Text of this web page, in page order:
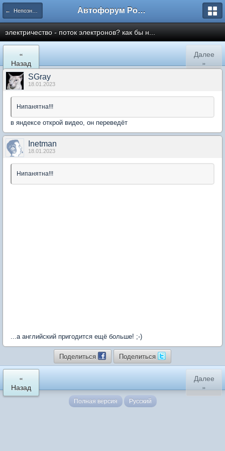
← Непознанное Автофорум Ростова-на-Дону
электричество - поток электронов? как бы н...
«
Назад
Далее
»
SGray
18.01.2023
Нипанятна!!!
в яндексе открой видео, он переведёт
Inetman
18.01.2023
Нипанятна!!!
...а английский пригодится ещё больше! ;-)
Поделиться Поделиться
«
Назад
Далее
»
Полная версия Русский